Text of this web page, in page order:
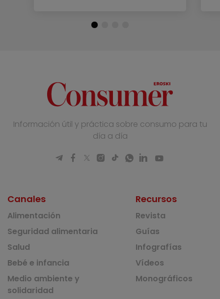
Información útil y práctica sobre consumo para tu
día a día
Canales
Alimentación
Seguridad alimentaria
Salud
Bebé e infancia
Medio ambiente y
solidaridad
Recursos
Revista
Guías
Infografías
Vídeos
Monográficos